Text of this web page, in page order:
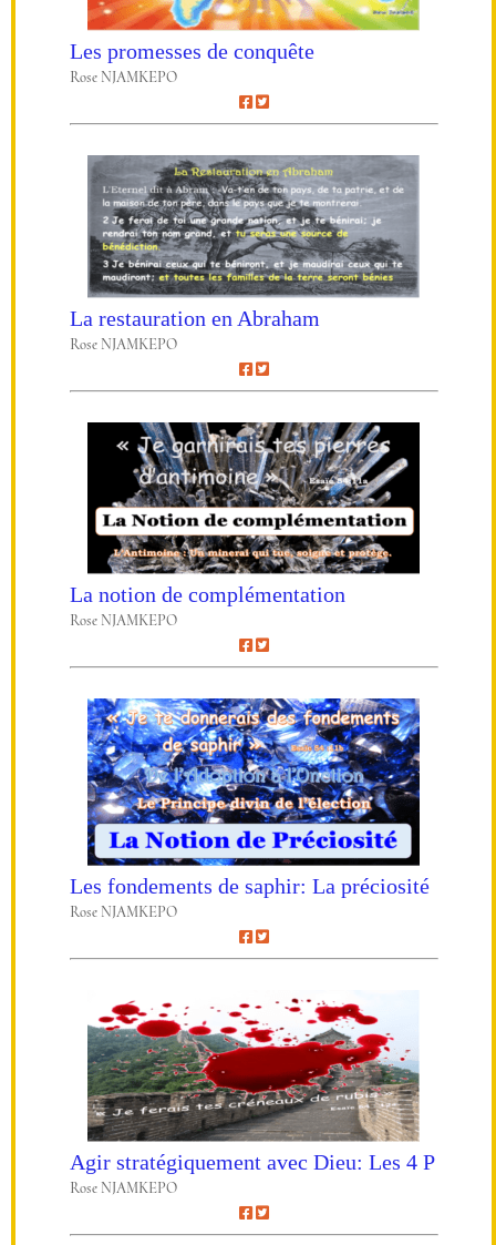
Les promesses de conquête
Rose NJAMKEPO
La restauration en Abraham
Rose NJAMKEPO
La notion de complémentation
Rose NJAMKEPO
Les fondements de saphir: La préciosité
Rose NJAMKEPO
Agir stratégiquement avec Dieu: Les 4 P
Rose NJAMKEPO